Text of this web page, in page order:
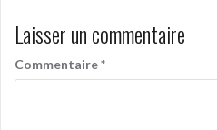
Laisser un commentaire
Commentaire*